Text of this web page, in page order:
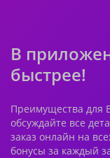
В
быстрее!
Преимущества для
обсуждайте все
заказ онлайн на
бонусы за каждый